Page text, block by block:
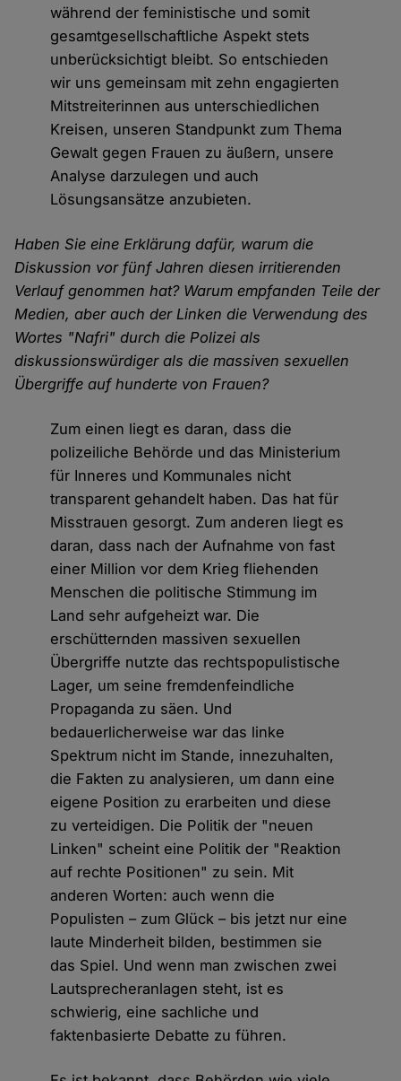
während der feministische und somit
gesamtgesellschaftliche Aspekt stets
unberücksichtigt bleibt. So entschieden
wir uns gemeinsam mit zehn engagierten
Mitstreiterinnen aus unterschiedlichen
Kreisen, unseren Standpunkt zum Thema
Gewalt gegen Frauen zu äußern, unsere
Analyse darzulegen und auch
Lösungsansätze anzubieten.
Haben Sie eine Erklärung dafür, warum die
Diskussion vor fünf Jahren diesen irritierenden
Verlauf genommen hat? Warum empfanden Teile der
Medien, aber auch der Linken die Verwendung des
Wortes "Nafri" durch die Polizei als
diskussionswürdiger als die massiven sexuellen
Übergriffe auf hunderte von Frauen?
Zum einen liegt es daran, dass die
polizeiliche Behörde und das Ministerium
für Inneres und Kommunales nicht
transparent gehandelt haben. Das hat für
Misstrauen gesorgt. Zum anderen liegt es
daran, dass nach der Aufnahme von fast
einer Million vor dem Krieg fliehenden
Menschen die politische Stimmung im
Land sehr aufgeheizt war. Die
erschütternden massiven sexuellen
Übergriffe nutzte das rechtspopulistische
Lager, um seine fremdenfeindliche
Propaganda zu säen. Und
bedauerlicherweise war das linke
Spektrum nicht im Stande, innezuhalten,
die Fakten zu analysieren, um dann eine
eigene Position zu erarbeiten und diese
zu verteidigen. Die Politik der "neuen
Linken" scheint eine Politik der "Reaktion
auf rechte Positionen" zu sein. Mit
anderen Worten: auch wenn die
Populisten – zum Glück – bis jetzt nur eine
laute Minderheit bilden, bestimmen sie
das Spiel. Und wenn man zwischen zwei
Lautsprecheranlagen steht, ist es
schwierig, eine sachliche und
faktenbasierte Debatte zu führen.